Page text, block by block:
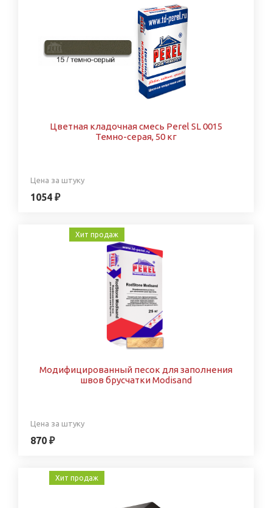
Цветная кладочная смесь Perel SL 0015
Темно-серая, 50 кг
Цена за штуку
1054 ₽
Хит продаж
Модифицированный песок для заполнения
швов брусчатки Modisand
Цена за штуку
870 ₽
Хит продаж